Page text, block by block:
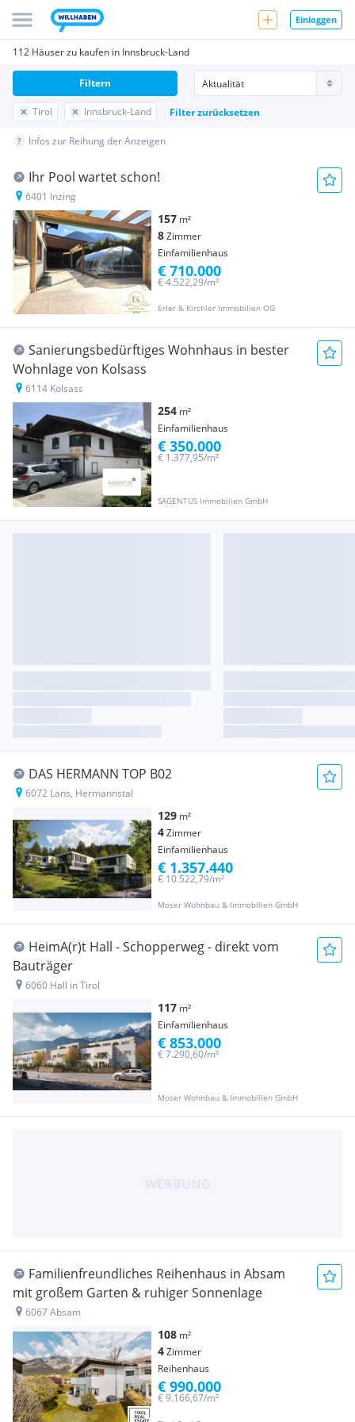
Einloggen
112 Häuser zu kaufen in Innsbruck-Land
Tirol Innsbruck-Land Filter zurücksetzen
Filtern
Infos zur Reihung der Anzeigen
Ihr Pool wartet schon!
6401 Inzing
157 m²
8Zimmer
Einfamilienhaus
Erler & Kirchler Immobilien OG
€ 4.522,29/m²
€ 710.000
Sanierungsbedürftiges Wohnhaus in bester
Wohnlage von Kolsass
6114 Kolsass
254 m²
Einfamilienhaus
SAGENTUS Immobilien GmbH
€ 1.377,95/m²
€ 350.000
DAS HERMANN TOP B02
6072 Lans, Hermannstal
129 m²
4Zimmer
Einfamilienhaus
Moser Wohnbau & Immobilien GmbH
€ 10.522,79/m²
€ 1.357.440
HeimA(r)t Hall - Schopperweg - direkt vom
Bauträger
6060 Hall in Tirol
117 m²
Einfamilienhaus
Moser Wohnbau & Immobilien GmbH
€ 7.290,60/m²
€ 853.000
Familienfreundliches Reihenhaus in Absam
mit großem Garten & ruhiger Sonnenlage
6067 Absam
108 m²
4Zimmer
Reihenhaus
€ 9.166,67/m²
€ 990.000